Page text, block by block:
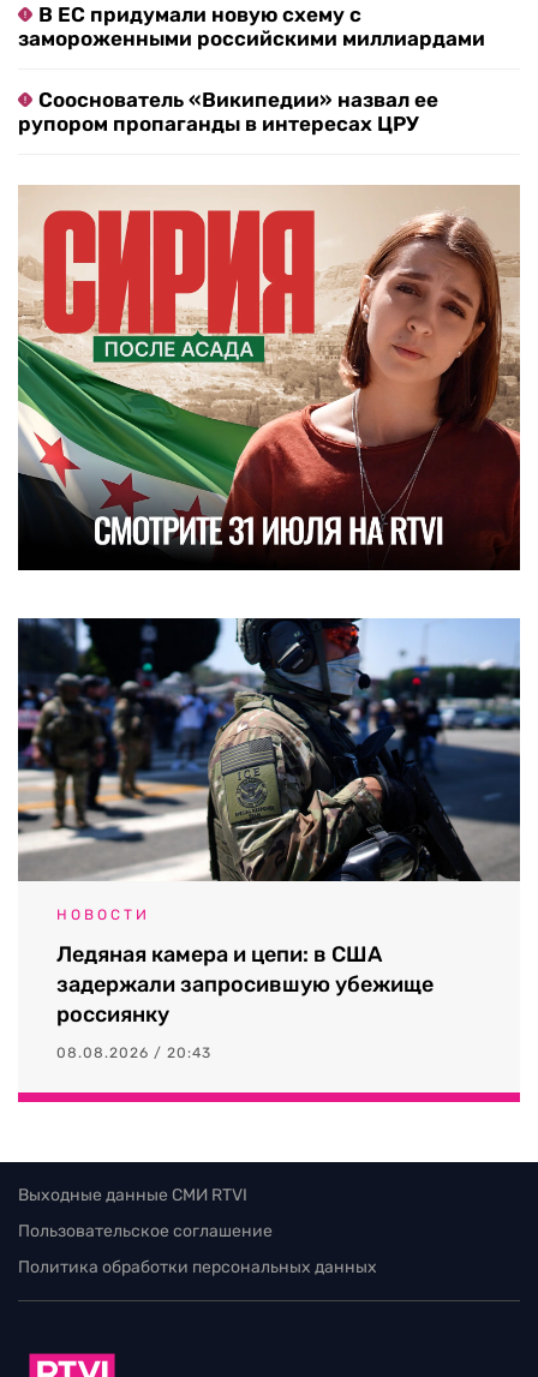
В ЕС придумали новую схему с
замороженными российскими миллиардами
Сооснователь «Википедии» назвал ее
рупором пропаганды в интересах ЦРУ
НОВОСТИ
Ледяная камера и цепи: в США
задержали запросившую убежище
россиянку
08.08.2026 / 20:43
Выходные данные СМИ RTVI
Пользовательское соглашение
Политика обработки персональных данных